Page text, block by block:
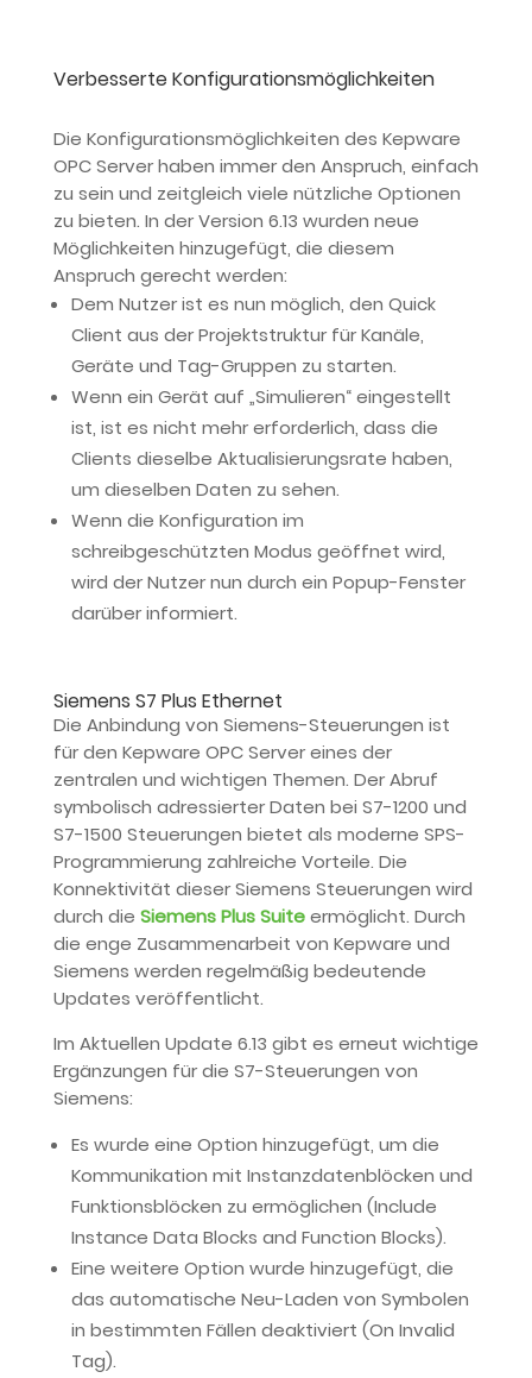
Verbesserte Konfigurationsmöglichkeiten
Die Konfigurationsmöglichkeiten des Kepware
OPC Server haben immer den Anspruch, einfach
zu sein und zeitgleich viele nützliche Optionen
zu bieten. In der Version 6.13 wurden neue
Möglichkeiten hinzugefügt, die diesem
Anspruch gerecht werden:
Dem Nutzer ist es nun möglich, den Quick
Client aus der Projektstruktur für Kanäle,
Geräte und Tag-Gruppen zu starten.
Wenn ein Gerät auf „Simulieren“ eingestellt
ist, ist es nicht mehr erforderlich, dass die
Clients dieselbe Aktualisierungsrate haben,
um dieselben Daten zu sehen.
Wenn die Konfiguration im
schreibgeschützten Modus geöffnet wird,
wird der Nutzer nun durch ein Popup-Fenster
darüber informiert.
Siemens S7 Plus Ethernet
Die Anbindung von Siemens-Steuerungen ist
für den Kepware OPC Server eines der
zentralen und wichtigen Themen. Der Abruf
symbolisch adressierter Daten bei S7-1200 und
S7-1500 Steuerungen bietet als moderne SPS-
Programmierung zahlreiche Vorteile. Die
Konnektivität dieser Siemens Steuerungen wird
durch die Siemens Plus Suiteermöglicht. Durch
die enge Zusammenarbeit von Kepware und
Siemens werden regelmäßig bedeutende
Updates veröffentlicht.
Im Aktuellen Update 6.13 gibt es erneut wichtige
Ergänzungen für die S7-Steuerungen von
Siemens:
Es wurde eine Option hinzugefügt, um die
Kommunikation mit Instanzdatenblöcken und
Funktionsblöcken zu ermöglichen (Include
Instance Data Blocks and Function Blocks).
Eine weitere Option wurde hinzugefügt, die
das automatische Neu-Laden von Symbolen
in bestimmten Fällen deaktiviert (On Invalid
Tag).